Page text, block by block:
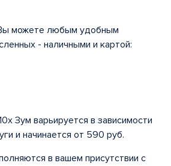
можете любым удобным
- наличными и картой:
Зум варьируется в зависимости
и начинается от 590 руб.
в вашем присутствии с